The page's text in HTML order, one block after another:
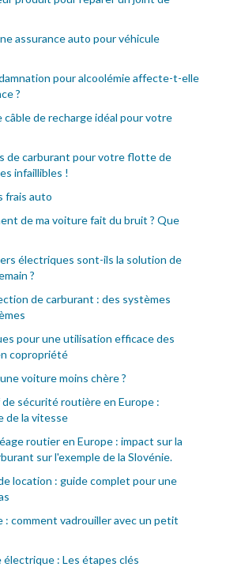
assurance auto pour véhicule
pour alcoolémie affecte-t-elle
?
câble de recharge idéal pour votre
de carburant pour votre flotte de
infaillibles !
frais auto
de ma voiture fait du bruit ? Que
électriques sont-ils la solution de
?
de carburant : des systèmes
pour une utilisation efficace des
copropriété
voiture moins chère ?
sécurité routière en Europe :
de la vitesse
routier en Europe : impact sur la
sur l'exemple de la Slovénie.
location : guide complet pour une
: comment vadrouiller avec un petit
: Les étapes clés